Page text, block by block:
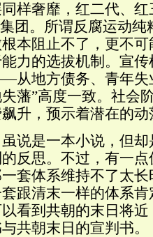
样奢靡，红二代、
团。所谓反腐运动
本阻止不了，更不
力的选拔机制。宣
从地方债务、青年
藩”高度一致。社会
升，预示着潜在的动
虽说是一本小说，但
反思。不过，有一
套体系维持不了太
跟清末一样的体系
看到共朝的末日将
共朝末日的宣判书。